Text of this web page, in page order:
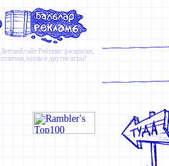
Детский сайт Ребзики: раскраски,
отличия, пазлы и другие игры!